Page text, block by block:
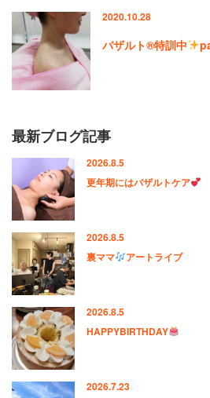
2020.10.28
バザルト®特訓中
最新ブログ記事
2026.8.5
更年期にはバザルトケア
2026.8.5
裏ママ
アートライブ
2026.8.5
HAPPYBIRTHDAY
2026.7.23